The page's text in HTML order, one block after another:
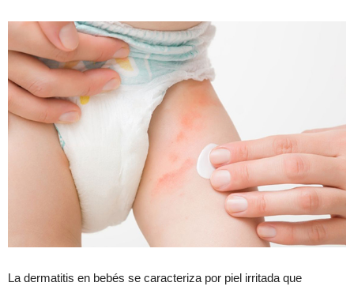
La dermatitis en bebés se caracteriza por piel irritada que